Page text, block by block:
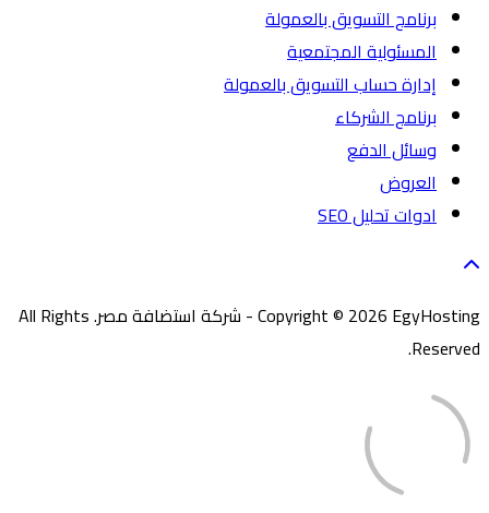
برنامج التسويق بالعمولة
المسئولية المجتمعية
إدارة حساب التسويق بالعمولة
برنامج الشركاء
وسائل الدفع
العروض
ادوات تحليل SEO
Copyright © 2026 EgyHosting - شركة استضافة مصر. All Rights
Reserved.